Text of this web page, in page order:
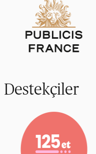
Destekçiler